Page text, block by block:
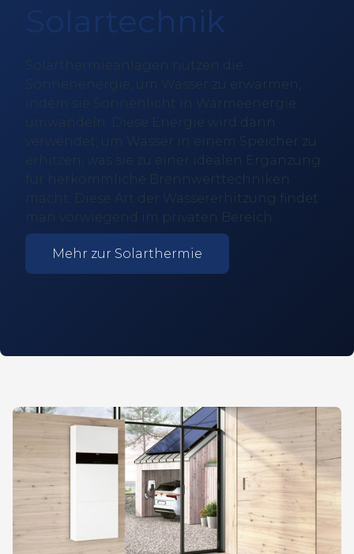
Solartechnik
Solarthermieanlagen nutzen die
Sonnenenergie, um Wasser zu erwärmen,
indem sie Sonnenlicht in Wärmeenergie
umwandeln. Diese Energie wird dann
verwendet, um Wasser in einem Speicher zu
erhitzen, was sie zu einer idealen Ergänzung
für herkömmliche Brennwerttechniken
macht. Diese Art der Wassererhitzung findet
man vorwiegend im privaten Bereich.
Mehr zur Solarthermie